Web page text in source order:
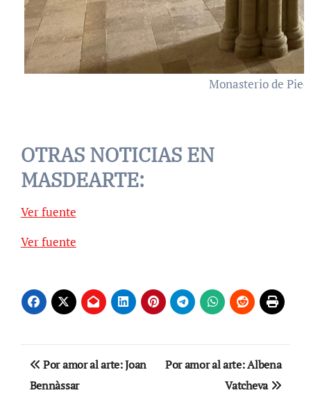
Monasterio de
OTRAS NOTICIAS EN
MASDEARTE:
Ver fuente
Ver fuente
Navegación
de
Por amor al arte: Joan
Bennàssar
Por amor al arte: Albena
Vatcheva